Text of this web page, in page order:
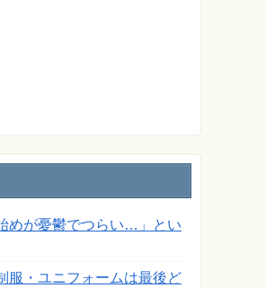
めが憂鬱でつらい…」とい
服・ユニフォームは最後ど